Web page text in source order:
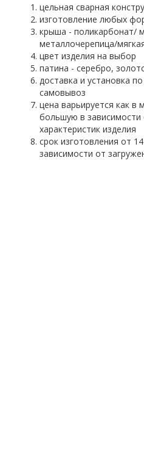
цельная сварная
изготовление любых
крыша - поликарбонат/
металлочерепица/
цвет изделия на выбор
патина - серебро,
доставка и установка
самовывоз
цена варьируется как в
большую в зависимости
характеристик изделия
срок изготовления от
зависимости от